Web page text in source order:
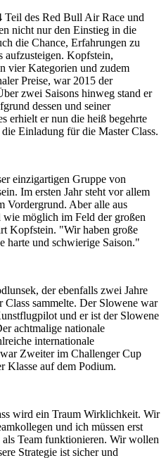
Teil des Red Bull Air Race und
nicht nur den Einstieg in die
die Chance, Erfahrungen zu
aufzusteigen. Kopfstein,
vier Kategorien und zudem
Preise, war 2015 der
zwei Saisons hinweg stand er
dessen und seiner
erhielt er nun die heiß begehrte
Einladung für die Master Class.
einzigartigen Gruppe von
Im ersten Jahr steht vor allem
Vordergrund. Aber alle aus
wie möglich im Feld der großen
Kopfstein. "Wir haben große
harte und schwierige Saison."
der ebenfalls zwei Jahre
sammelte. Der Slowene war
und er ist der Slowene
achtmalige nationale
internationale
Zweiter im Challenger Cup
Klasse auf dem Podium.
wird ein Traum Wirklichkeit. Wir
und ich müssen erst
Team funktionieren. Wir wollen
Strategie ist sicher und